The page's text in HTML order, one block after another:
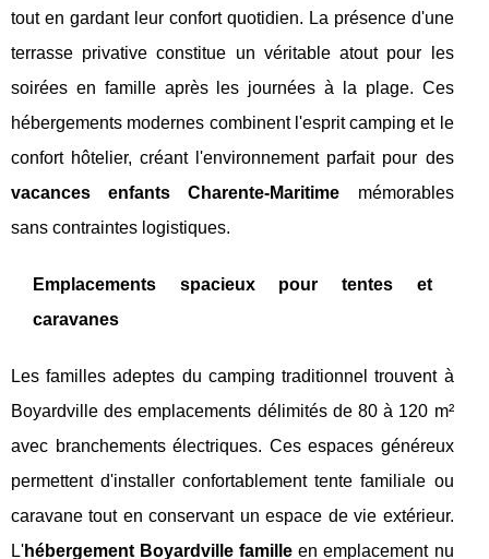
tout en gardant leur confort quotidien. La présence d'une
terrasse privative constitue un véritable atout pour les
soirées en famille après les journées à la plage. Ces
hébergements modernes combinent l'esprit camping et le
confort hôtelier, créant l'environnement parfait pour des
vacances enfants Charente-Maritime mémorables
sans contraintes logistiques.
Emplacements spacieux pour tentes et
caravanes
Les familles adeptes du camping traditionnel trouvent à
Boyardville des emplacements délimités de 80 à 120 m²
avec branchements électriques. Ces espaces généreux
permettent d'installer confortablement tente familiale ou
caravane tout en conservant un espace de vie extérieur.
L'hébergement Boyardville famille en emplacement nu